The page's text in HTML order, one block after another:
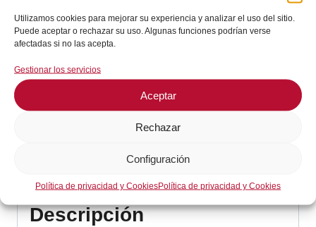
Utilizamos cookies para mejorar su experiencia y analizar el uso del sitio.
Puede aceptar o rechazar su uso. Algunas funciones podrían verse
afectadas si no las acepta.
Gestionar los servicios
Aceptar
Rechazar
Configuración
Política de privacidad y CookiesPolítica de privacidad y Cookies
SKU:5513032450
Descripción